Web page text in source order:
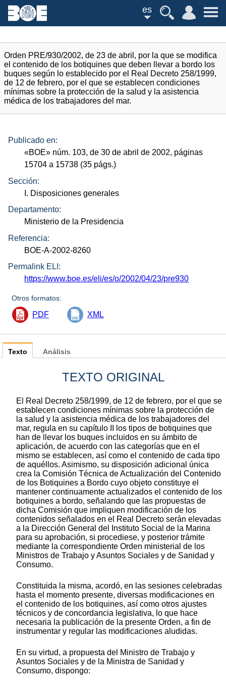
es
Orden PRE/930/2002, de 23 de abril, por la que se modifica
el contenido de los botiquines que deben llevar a bordo los
buques según lo establecido por el Real Decreto 258/1999,
de 12 de febrero, por el que se establecen condiciones
mínimas sobre la protección de la salud y la asistencia
médica de los trabajadores del mar.
Publicado en:
«BOE» núm. 103, de 30 de abril de 2002, páginas
15704 a 15738 (35 págs.)
Sección:
I. Disposiciones generales
Departamento:
Ministerio de la Presidencia
Referencia:
BOE-A-2002-8260
Permalink ELI:
https://www.boe.es/eli/es/o/2002/04/23/pre930
Otros formatos:
PDF XML
Texto
TEXTO ORIGINAL
El Real Decreto 258/1999, de 12 de febrero, por el que se
establecen condiciones mínimas sobre la protección de
la salud y la asistencia médica de los trabajadores del
mar, regula en su capítulo II los tipos de botiquines que
han de llevar los buques incluidos en su ámbito de
aplicación, de acuerdo con las categorías que en el
mismo se establecen, así como el contenido de cada tipo
de aquéllos. Asimismo, su disposición adicional única
crea la Comisión Técnica de Actualización del Contenido
de los Botiquines a Bordo cuyo objeto constituye el
mantener continuamente actualizados el contenido de los
botiquines a bordo, señalando que las propuestas de
dicha Comisión que impliquen modificación de los
contenidos señalados en el Real Decreto serán elevadas
a la Dirección General del Instituto Social de la Marina
para su aprobación, si procediese, y posterior trámite
mediante la correspondiente Orden ministerial de los
Ministros de Trabajo y Asuntos Sociales y de Sanidad y
Consumo.
Constituida la misma, acordó, en las sesiones celebradas
hasta el momento presente, diversas modificaciones en
el contenido de los botiquines, así como otros ajustes
técnicos y de concordancia legislativa, lo que hace
necesaria la publicación de la presente Orden, a fin de
instrumentar y regular las modificaciones aludidas.
En su virtud, a propuesta del Ministro de Trabajo y
Asuntos Sociales y de la Ministra de Sanidad y
Consumo, dispongo:
Análisis